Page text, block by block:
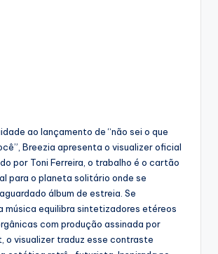
ao lançamento de “não sei o que
Breezia apresenta o visualizer oficial
por Toni Ferreira, o trabalho é o cartão
para o planeta solitário onde se
álbum de estreia. Se
música equilibra sintetizadores etéreos
com produção assinada por
o visualizer traduz esse contraste